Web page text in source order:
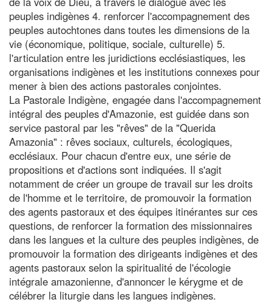
peuples indigènes 4. renforcer l'accompagnement des
peuples autochtones dans toutes les dimensions de la
vie (économique, politique, sociale, culturelle) 5.
l'articulation entre les juridictions ecclésiastiques, les
organisations indigènes et les institutions connexes pour
mener à bien des actions pastorales conjointes.
La Pastorale Indigène, engagée dans l'accompagnement
intégral des peuples d'Amazonie, est guidée dans son
service pastoral par les "rêves" de la "Querida
Amazonia" : rêves sociaux, culturels, écologiques,
ecclésiaux. Pour chacun d'entre eux, une série de
propositions et d'actions sont indiquées. Il s'agit
notamment de créer un groupe de travail sur les droits
de l'homme et le territoire, de promouvoir la formation
des agents pastoraux et des équipes itinérantes sur ces
questions, de renforcer la formation des missionnaires
dans les langues et la culture des peuples indigènes, de
promouvoir la formation des dirigeants indigènes et des
agents pastoraux selon la spiritualité de l'écologie
intégrale amazonienne, d'annoncer le kérygme et de
célébrer la liturgie dans les langues indigènes.